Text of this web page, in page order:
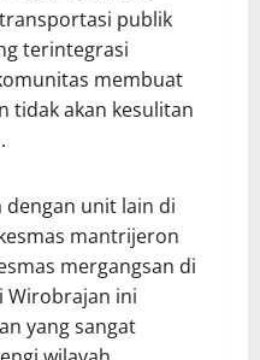
publik
terintegrasi
membuat
tidak akan kesulitan
dengan unit lain di
mantrijeron
mergangsan di
ini
yang sangat